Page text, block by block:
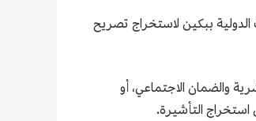
ببكين لاستخراج تصريح
المختصة بالموارد البشرية والضمان الاجتماعي، أو
استخراج التأشيرة.